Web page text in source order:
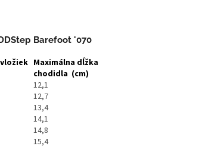
Barefoot '070
Maximálna dĺžka
chodidla (cm)
12,1
12,7
13,4
14,1
14,8
15,4